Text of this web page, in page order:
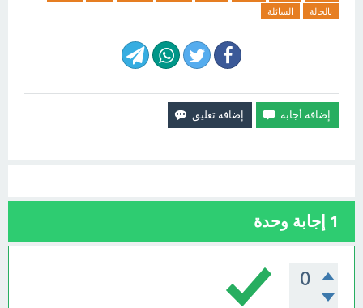
بالحالة
السائلة
1 إجابة وحدة
0